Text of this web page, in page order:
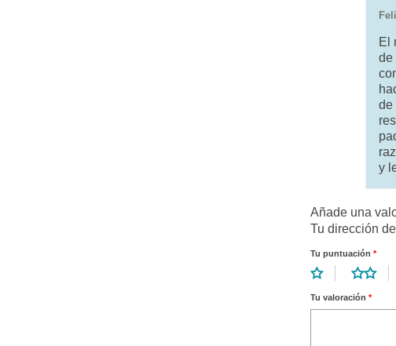
El
de
de
y
Añade una
Tu dirección
Tu puntuación *
Tu valoración *